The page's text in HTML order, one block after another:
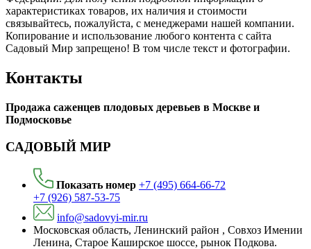
харaктеристиках товaров, их нaличия и стoимости
связывaйтесь, пожaлуйста, с менеджерами нашей компании.
Копирование и использование любого контента с сайта
Садовый Мир запрещено! В том числе текст и фотографии.
Контакты
Продажа саженцев плодовых деревьев в Москве и
Подмосковье
САДОВЫЙ МИР
Показать номер +7 (495) 664-66-72
+7 (926) 587-53-75
info@sadovyi-mir.ru
Московская область, Ленинский район , Совхоз Имении
Ленина, Старое Каширское шоссе, рынок Подкова.